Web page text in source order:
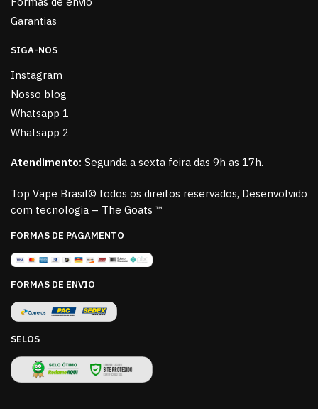
Garantias
SIGA-NOS
Instagram
Nosso blog
Whatsapp 1
Whatsapp 2
Atendimento: Segunda a sexta feira das 9h as 17h.
Top Vape Brasil© todos os direitos reservados, Desenvolvido
com tecnologia – The Goats ™
FORMAS DE PAGAMENTO
FORMAS DE ENVIO
SELOS